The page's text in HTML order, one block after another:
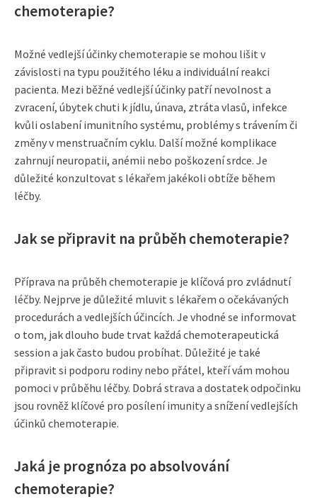
chemoterapie?
Možné vedlejší účinky chemoterapie se mohou lišit v
závislosti na typu použitého léku a individuální reakci
pacienta. Mezi běžné vedlejší účinky patří nevolnost a
zvracení, úbytek chuti k jídlu, únava, ztráta vlasů, infekce
kvůli oslabení imunitního systému, problémy s trávením či
změny v menstruačním cyklu. Další možné komplikace
zahrnují neuropatii, anémii nebo poškození srdce. Je
důležité konzultovat s lékařem jakékoli obtíže během
léčby.
Jak se připravit na průběh chemoterapie?
Příprava na průběh chemoterapie je klíčová pro zvládnutí
léčby. Nejprve je důležité mluvit s lékařem o očekávaných
procedurách a vedlejších účincích. Je vhodné se informovat
o tom, jak dlouho bude trvat každá chemoterapeutická
session a jak často budou probíhat. Důležité je také
připravit si podporu rodiny nebo přátel, kteří vám mohou
pomoci v průběhu léčby. Dobrá strava a dostatek odpočinku
jsou rovněž klíčové pro posílení imunity a snížení vedlejších
účinků chemoterapie.
Jaká je prognóza po absolvování
chemoterapie?